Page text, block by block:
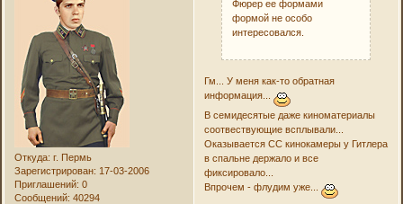
Откуда: г. Пермь
Зарегистрирован: 17-03-2006
Приглашений: 0
Сообщений: 40294
Фюрер ее формами
формой не особо
интересовался.
Гм... У меня как-то обратная
информация...
В семидесятые даже киноматериалы
соотвествующие всплывали...
Оказывается СС кинокамеры у Гитлера
в спальне держало и все
фиксировало...
Впрочем - флудим уже...